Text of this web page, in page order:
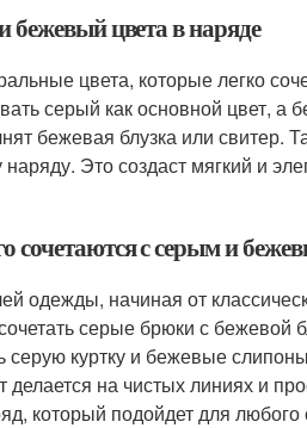
бежевый цвета в наряде
цвета, которые легко
серый как основной цвет, а
бежевая блузка или свитер.
Это создаст мягкий и
сочетаются с серым и
одежды, начиная от
серые брюки с бежевой
куртку и бежевые
делается на чистых линиях и
который подойдет для любого